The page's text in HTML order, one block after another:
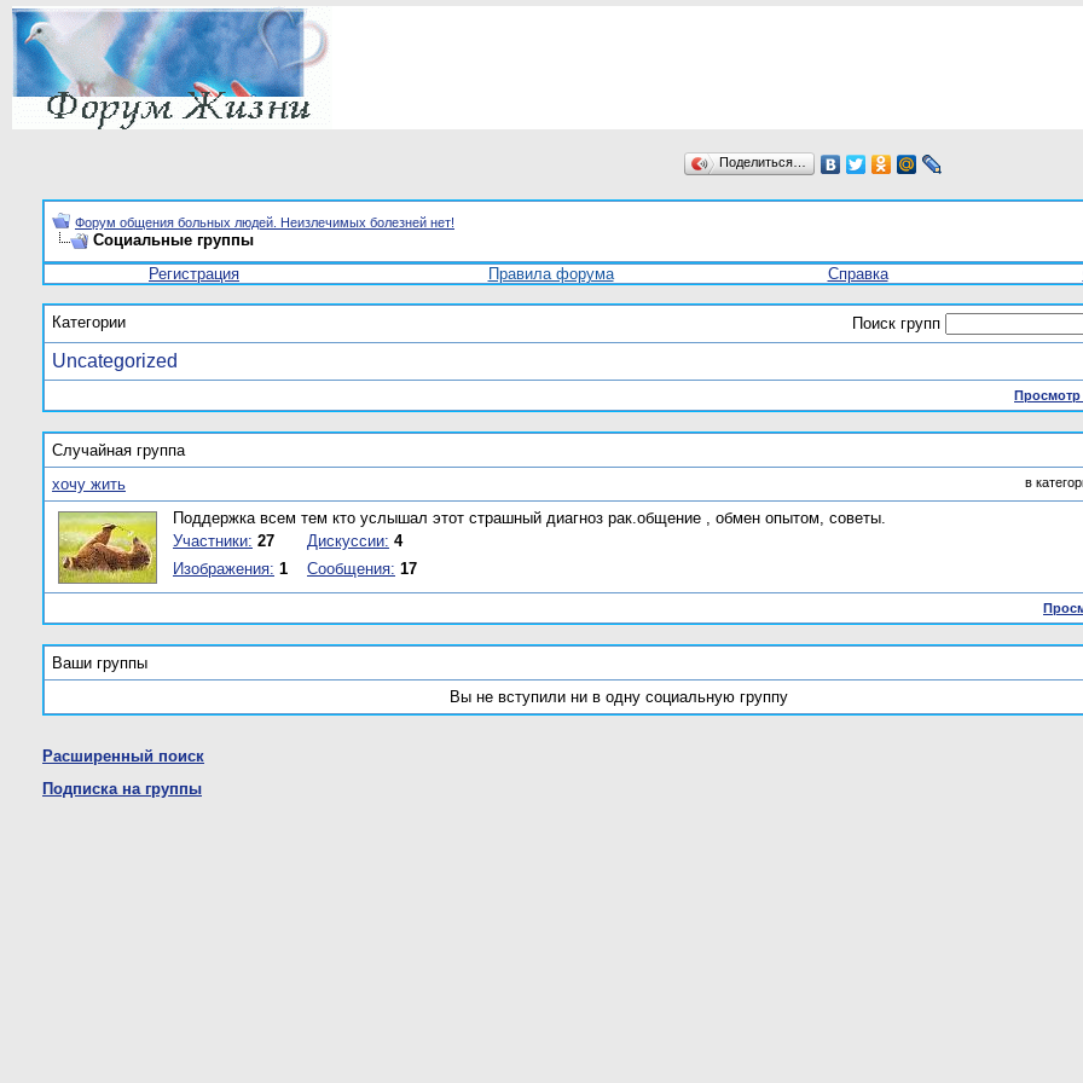
Поделиться…
Форум общения больных людей. Неизлечимых болезней нет!
Социальные группы
Регистрация Правила форума Справка
Поиск групп
Категории
Uncategorized
Просмотр
Случайная группа
в
хочу жить
Поддержка всем тем кто услышал этот страшный диагноз рак.общение , обмен опытом, советы.
Участники: 27
Изображения: 1
Дискуссии: 4
Сообщения: 17
Ваши группы
Вы не вступили ни в одну социальную группу
Расширенный поиск
Подписка на группы